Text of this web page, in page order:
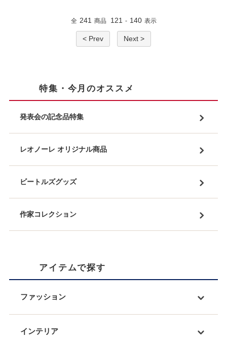
全 241 商品 121 - 140 表示
< Prev Next >
特集・今月のオススメ
発表会の記念品特集
レオノーレ オリジナル商品
ビートルズグッズ
作家コレクション
アイテムで探す
ファッション
インテリア